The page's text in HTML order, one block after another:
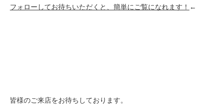
フォローしてお待ちいただくと、簡単にご覧になれます！ ←
皆様のご来店をお待ちしております。